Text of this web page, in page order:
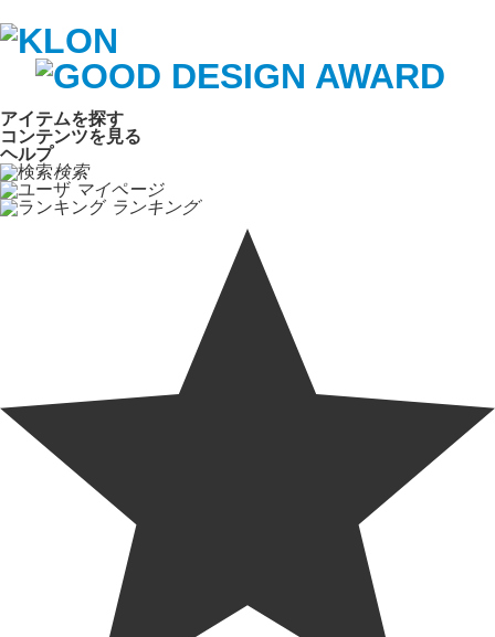
アイテムを探す
コンテンツを見る
ヘルプ
検索
マイページ
ランキング